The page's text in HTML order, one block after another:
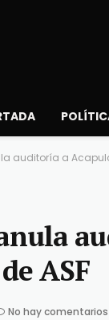
auditoría a
ASF
No hay comentarios